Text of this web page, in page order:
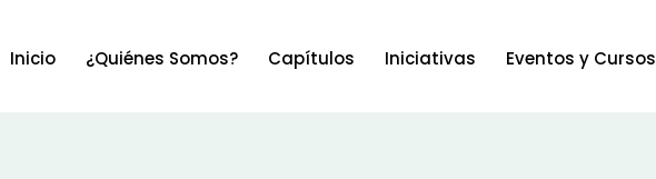
Inicio ¿Quiénes Somos? Capítulos Iniciativas Eventos y Cursos